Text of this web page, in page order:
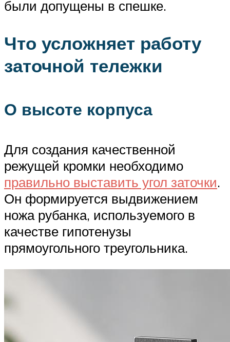
были допущены в спешке.
Что усложняет работу
заточной тележки
О высоте корпуса
Для создания качественной
режущей кромки необходимо
правильно выставить угол заточки.
Он формируется выдвижением
ножа рубанка, используемого в
качестве гипотенузы
прямоугольного треугольника.